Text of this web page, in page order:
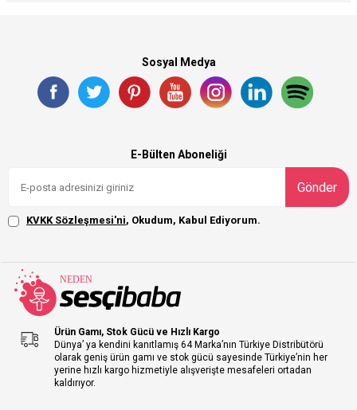
Sosyal Medya
E-Bülten Aboneliği
Gönder
KVKK Sözleşmesi'ni, Okudum, Kabul Ediyorum.
Ürün Gamı, Stok Gücü ve Hızlı Kargo
Dünya’ ya kendini kanıtlamış 64 Marka’nın Türkiye Distribütörü
olarak geniş ürün gamı ve stok gücü sayesinde Türkiye’nin her
yerine hızlı kargo hizmetiyle alışverişte mesafeleri ortadan
kaldırıyor.